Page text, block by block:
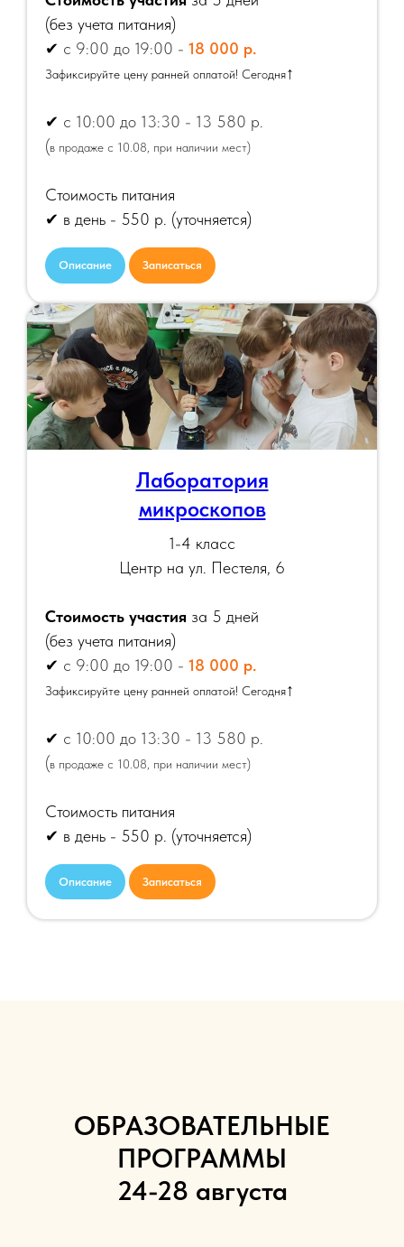
(без учета питания)
✔ с 9:00 до 19:00 - 18 000 р.
Зафиксируйте цену ранней оплатой! Сегодня↑
✔ с 10:00 до 13:30 - 13 580 р.
(в продаже с 10.08, при наличии мест)
Стоимость питания
✔ в день - 550 р. (уточняется)
Описание Записаться
Лаборатория
микроскопов
1-4 класс
Центр на ул. Пестеля, 6
Стоимость участия за 5 дней
(без учета питания)
✔ с 9:00 до 19:00 - 18 000 р.
Зафиксируйте цену ранней оплатой! Сегодня↑
✔ с 10:00 до 13:30 - 13 580 р.
(в продаже с 10.08, при наличии мест)
Стоимость питания
✔ в день - 550 р. (уточняется)
Описание Записаться
ОБРАЗОВАТЕЛЬНЫЕ
ПРОГРАММЫ
24-28 августа